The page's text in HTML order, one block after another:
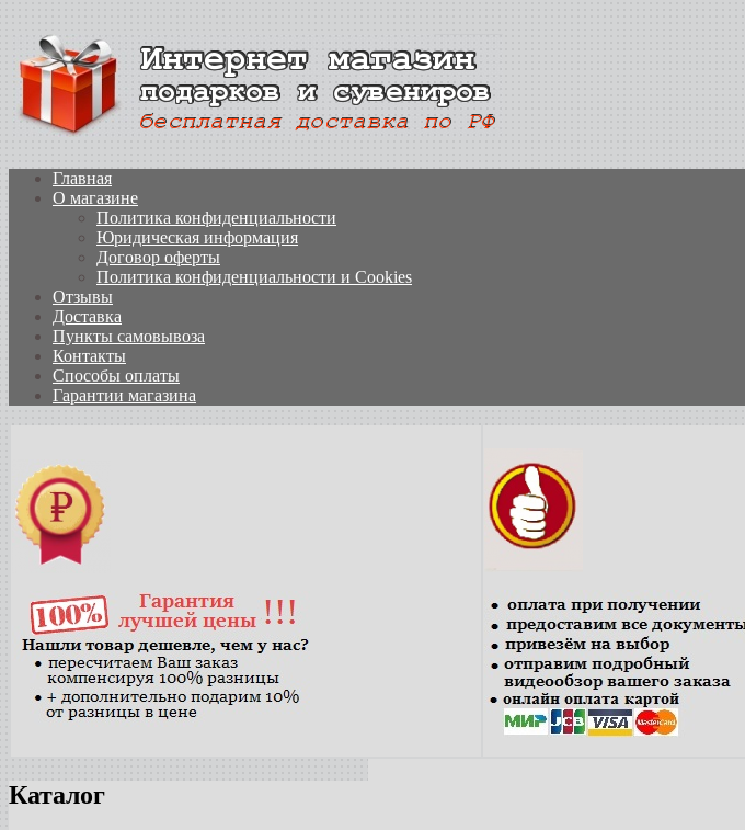
Главная
О магазине
Политика конфиденциальности
Юридическая информация
Договор оферты
Политика конфиденциальности и Cookies
Отзывы
Доставка
Пункты самовывоза
Контакты
Способы оплаты
Гарантии магазина
Каталог